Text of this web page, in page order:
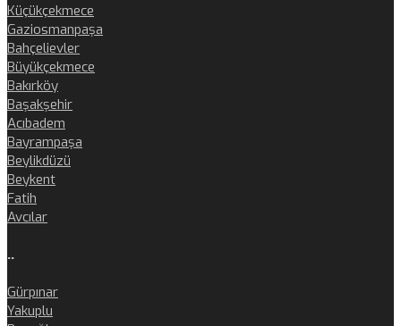
Küçükçekmece
Gaziosmanpaşa
Bahçelievler
Büyükçekmece
Bakırköy
Başakşehir
Acıbadem
Bayrampaşa
Beylikdüzü
Beykent
Fatih
Avcılar
..
Gürpınar
Yakuplu